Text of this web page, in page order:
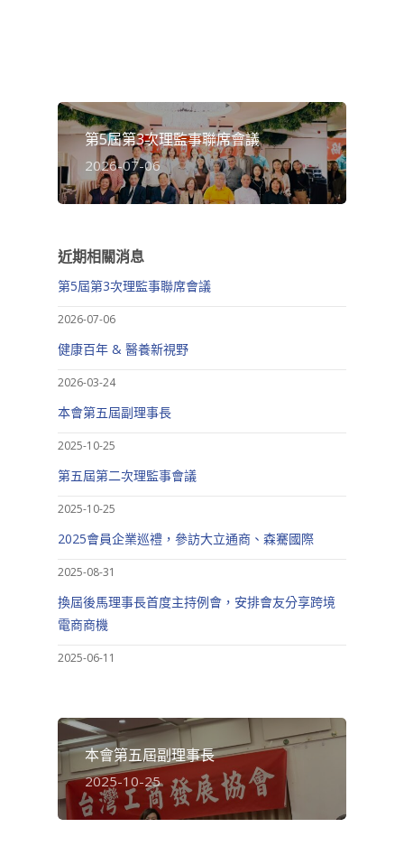
第5屆第3次理監事聯席會議
2026-07-06
近期相關消息
第5屆第3次理監事聯席會議
2026-07-06
健康百年 & 醫養新視野
2026-03-24
本會第五屆副理事長
2025-10-25
第五屆第二次理監事會議
2025-10-25
2025會員企業巡禮，參訪大立通商、森騫國際
2025-08-31
換屆後馬理事長首度主持例會，安排會友分享跨境
電商商機
2025-06-11
本會第五屆副理事長
2025-10-25